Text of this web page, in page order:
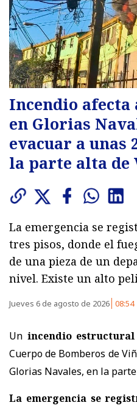
Incendio afecta
en Glorias
evacuar a unas
la parte alta de
La emergencia se
tres pisos, donde el
de una pieza de un
nivel. Existe un alto
Jueves 6 de agosto de 2026 08:54
Un incendio estructural
Cuerpo de Bomberos de
Glorias Navales, en la
La emergencia se